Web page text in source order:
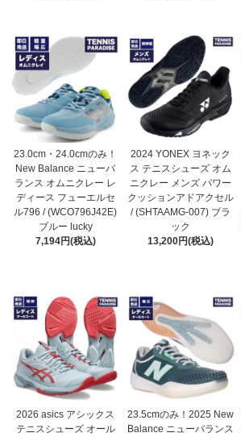
23.0cm・24.0cmのみ！
New Balance ニューバ
ランス オムニクレー レ
ディース フューエルセ
ル796 / (WCO796J42E)
ブルー lucky
7,194円(税込)
2024 YONEX ヨネック
ス テニスシューズ オム
ニクレー メンズ パワー
クッションアドアクセル
/ (SHTAAMG-007) ブラ
ック
13,200円(税込)
2026 asics アシックス
テニスシューズ オール
23.5cmのみ！2025 New
Balance ニューバランス